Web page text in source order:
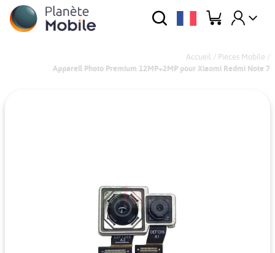
Accueil / Pieces Mobile /
Appareil Photo Premium 12MP+2MP pour Xiaomi Redmi Note 7